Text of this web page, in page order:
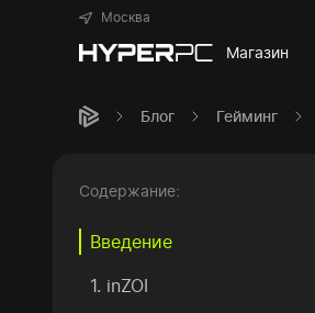
Москва
Магазин
Блог Гейминг
Содержание:
Введение
1. inZOI